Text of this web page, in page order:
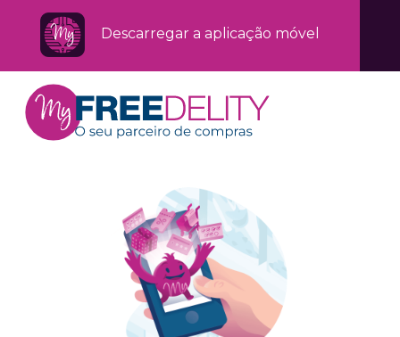
Descarregar a aplicação móvel